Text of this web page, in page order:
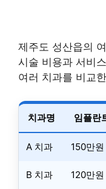
제주도 성산읍의
시술 비용과 서비
여러 치과를 비교
치과명 임플란
A 치과 150만원
B 치과 120만원